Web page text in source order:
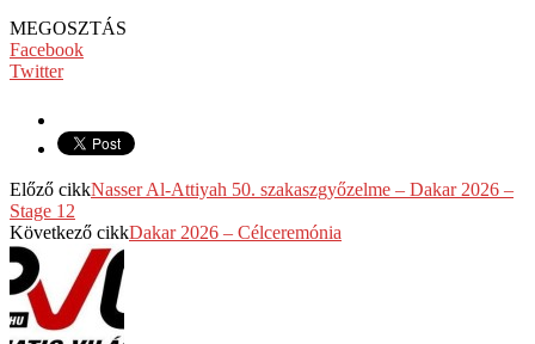
MEGOSZTÁS
Facebook
Twitter
Előző cikkNasser Al-Attiyah 50. szakaszgyőzelme – Dakar 2026 –
Stage 12
Következő cikkDakar 2026 – Célceremónia